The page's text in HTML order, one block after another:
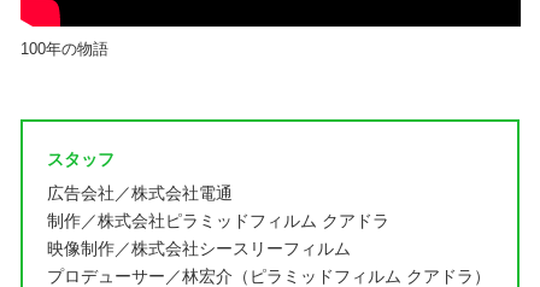
100年の物語
スタッフ
広告会社／株式会社電通
制作／株式会社ピラミッドフィルム クアドラ
映像制作／株式会社シースリーフィルム
プロデューサー／林宏介（ピラミッドフィルム クアドラ）